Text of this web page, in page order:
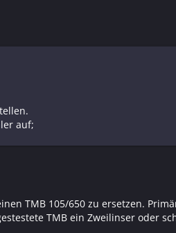
auf;
TMB 105/650 zu ersetzen.
TMB ein Zweilinser oder